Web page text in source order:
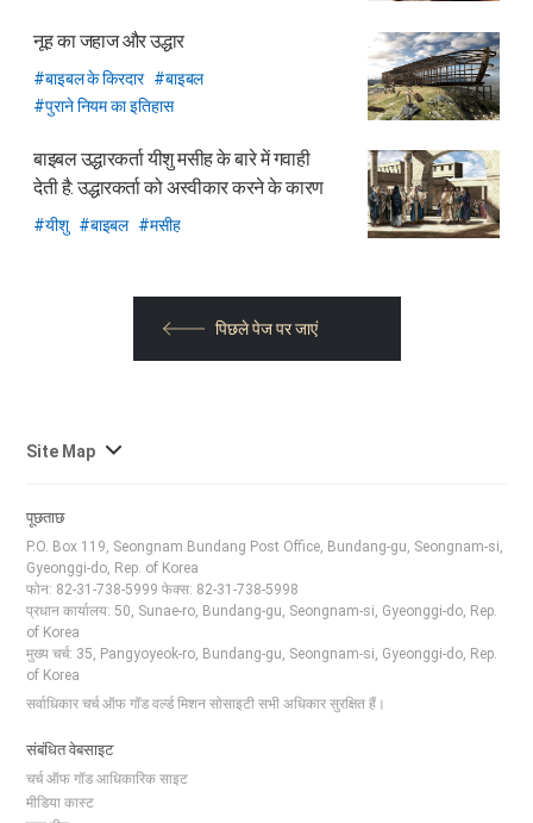
नूह का जहाज और उद्धार
बाइबल के किरदार
बाइबल
पुराने नियम का इतिहास
बाइबल उद्धारकर्ता यीशु मसीह के बारे में गवाही
देती है: उद्धारकर्ता को अस्वीकार करने के कारण
यीशु बाइबल मसीह
पिछले पेज पर जाएं
Site Map 사
전
체
보
기
पूछताछ
P.O. Box 119, Seongnam Bundang Post Office, Bundang-gu, Seongnam-si,
Gyeonggi-do, Rep. of Korea
फोन: 82-31-738-5999 फेक्स: 82-31-738-5998
प्रधान कार्यालय: 50, Sunae-ro, Bundang-gu, Seongnam-si, Gyeonggi-do, Rep.
of Korea
मुख्य चर्च: 35, Pangyoyeok-ro, Bundang-gu, Seongnam-si, Gyeonggi-do, Rep.
of Korea
सर्वाधिकार चर्च ऑफ गॉड वर्ल्ड मिशन सोसाइटी सभी अधिकार सुरक्षित हैं।
संबंधित वेबसाइट
चर्च ऑफ गॉड आधिकारिक साइट
मीडिया कास्ट